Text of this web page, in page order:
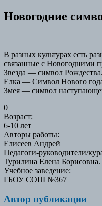
Close
Menu
Новогодние
В разных культурах есть
связанные с Новогодними
Звезда — символ Рождества.
Елка — Символ Нового
Змея — символ
0
Возраст:
6-10 лет
Авторы работы:
Елисеев Андрей
Педагоги-руководители/
Турилина Елена Борисовна.
Учебное заведение:
ГБОУ СОШ №367
Автор публикации